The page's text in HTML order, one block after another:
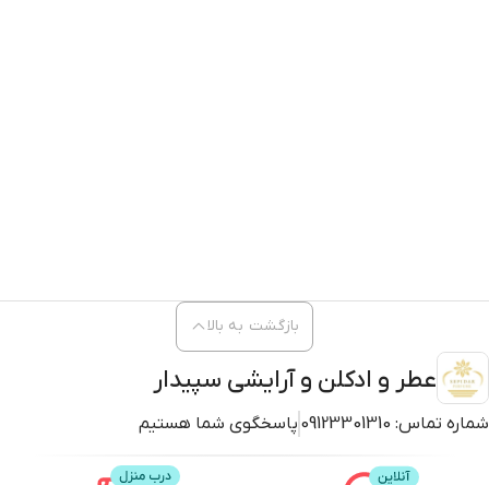
عطر و ادکلن و آرایشی سپیدار
شماره تماس: 09123301310 پاسخگوی شما هستیم
بازگشت به بالا